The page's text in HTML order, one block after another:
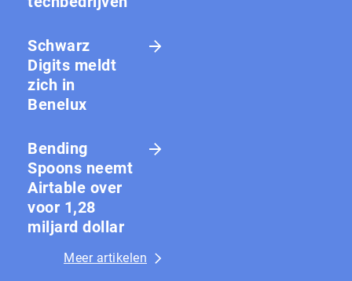
Schwarz
Digits meldt
zich in
Benelux
Bending
Spoons neemt
Airtable over
voor 1,28
miljard dollar
Meer artikelen